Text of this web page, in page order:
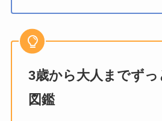
3歳から大人までず
図鑑